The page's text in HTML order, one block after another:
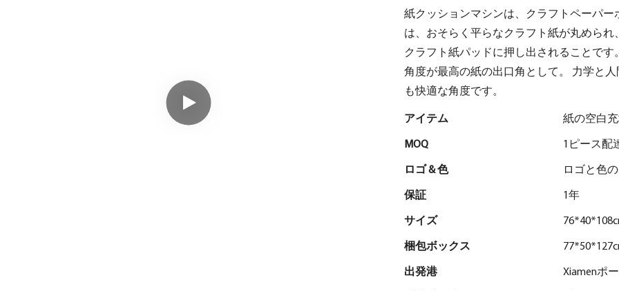
紙クッションマシンは、クラフトペーパ
は、おそらく平らなクラフト紙が丸めら
クラフト紙パッドに押し出されることで
角度が最高の紙の出口角として。 力学と
も快適な角度です。
アイテム 紙の空白
MOQ 1ピース配
ロゴ & 色 ロゴと色
保証 1年
サイズ
梱包ボックス
出発港 Xiamenポ